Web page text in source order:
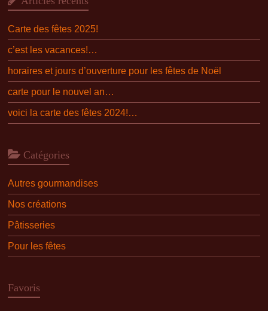
Carte des fêtes 2025!
c’est les vacances!…
horaires et jours d’ouverture pour les fêtes de Noël
carte pour le nouvel an…
voici la carte des fêtes 2024!…
Catégories
Autres gourmandises
Nos créations
Pâtisseries
Pour les fêtes
Favoris